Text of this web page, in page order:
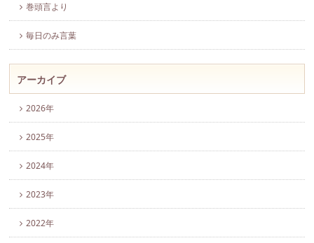
巻頭言より
毎日のみ言葉
アーカイブ
2026年
2025年
2024年
2023年
2022年